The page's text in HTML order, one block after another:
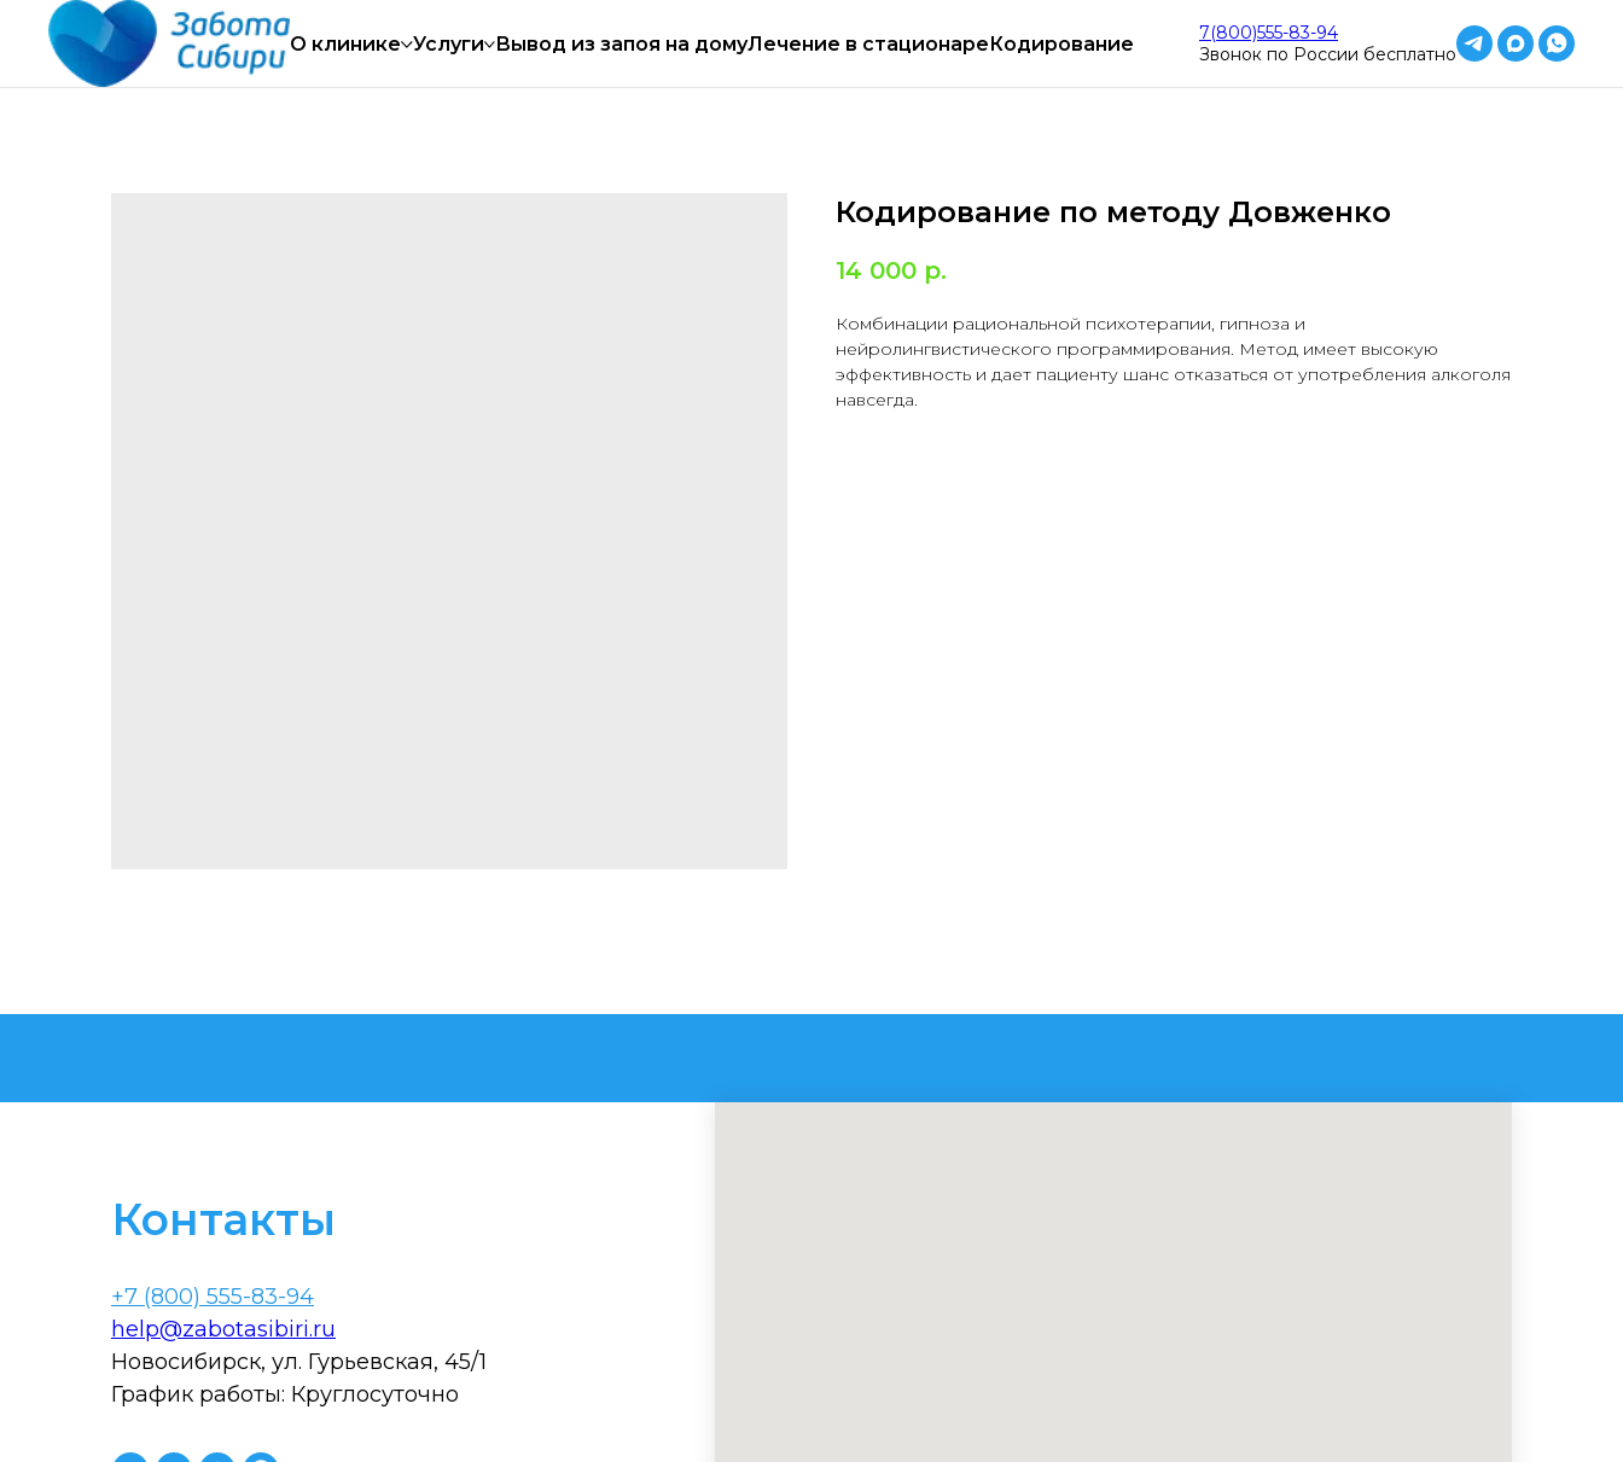
Работаем круглосуточно Работаем круглосуточно Работаем
О клинике Услуги Вывод из запоя на домуЛечение в стационареКодирование
7(800)555-83-94
Звонок по России бесплатно
Кодирование по методу Довженко
14 000 р.
Комбинации рациональной психотерапии, гипноза и
нейролингвистического программирования. Метод имеет высокую
эффективность и дает пациенту шанс отказаться от употребления алкоголя
навсегда.
Контакты
+7 (800) 555-83-94
help@zabotasibiri.ru
Новосибирск, ул. Гурьевская, 45/1
График работы: Круглосуточно